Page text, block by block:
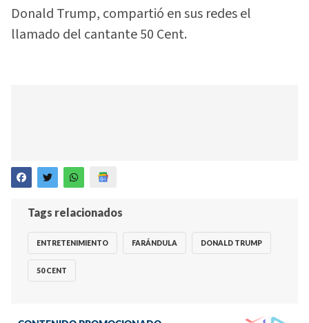
Donald Trump, compartió en sus redes el
llamado del cantante 50 Cent.
Tags relacionados
ENTRETENIMIENTO FARÁNDULA DONALD TRUMP
50 CENT